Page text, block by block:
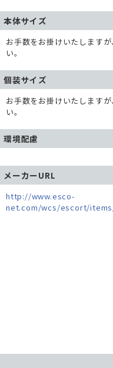
本体サイズ
お手数をお掛けいたします
い。
個装サイズ
お手数をお掛けいたします
い。
環境配慮
メーカーURL
http://www.esco-
net.com/wcs/escort/